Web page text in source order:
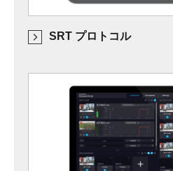
SRT プロトコル